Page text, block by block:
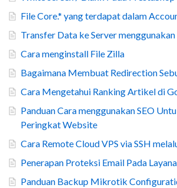
File Core.* yang terdapat dalam
Transfer Data ke Server
Cara menginstall File Zilla
Bagaimana Membuat Redirection
Cara Mengetahui Ranking Artikel di
Panduan Cara menggunakan SEO
Peringkat Website
Cara Remote Cloud VPS via SSH
Penerapan Proteksi Email Pada
Panduan Backup Mikrotik